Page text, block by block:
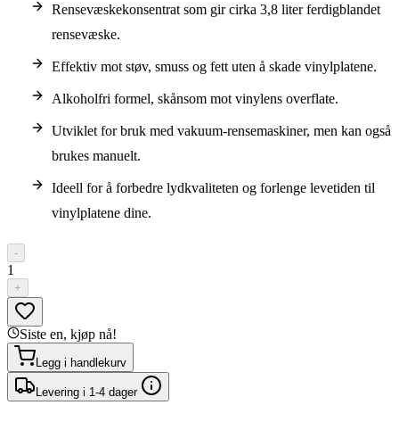
Rensevæskekonsentrat som gir cirka 3,8 liter ferdigblandet
rensevæske.
Effektiv mot støv, smuss og fett uten å skade vinylplatene.
Alkoholfri formel, skånsom mot vinylens overflate.
Utviklet for bruk med vakuum-rensemaskiner, men kan også
brukes manuelt.
Ideell for å forbedre lydkvaliteten og forlenge levetiden til
vinylplatene dine.
-
1
+
Siste en, kjøp nå!
Legg i handlekurv
Levering i 1-4 dager